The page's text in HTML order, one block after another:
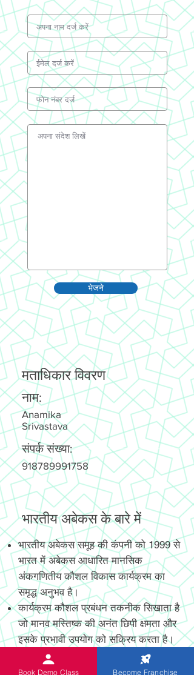
भेजने
मताधिकार विवरण
नाम:
Anamika
Srivastava
संपर्क संख्या:
918789991758
भारतीय अबेकस के बारे में
भारतीय अबेकस समूह की कंपनी को 1999 से
भारत में अबेकस आधारित मानसिक
अंकगणितीय कौशल विकास कार्यक्रम का
समृद्ध अनुभव है।
कार्यक्रम कौशल प्रबंधन तकनीक सिखाता है
जो मानव मस्तिष्क की अनंत छिपी क्षमता और
इसके प्रभावी उपयोग को सक्रिय करता है।
नया आविष्कार और पेटेंट, अत्याधुनिक
डिजिटल और गैर-डिजिटल अबेकस छात्रों को
Book Demo Class Become Franchise